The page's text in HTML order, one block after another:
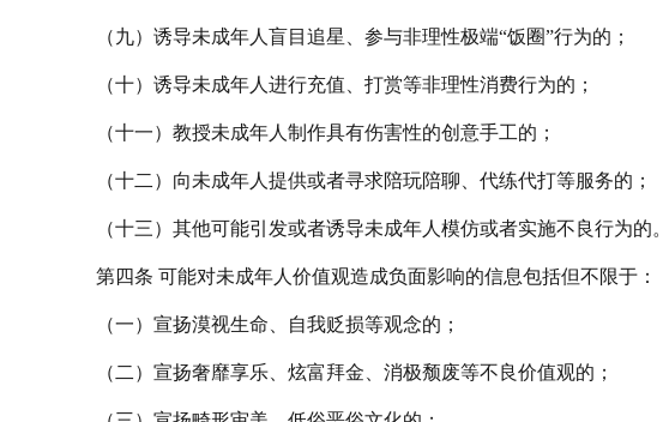
（九）诱导未成年人盲目追星、参与非理性极端“饭圈”行为的；
（十）诱导未成年人进行充值、打赏等非理性消费行为的；
（十一）教授未成年人制作具有伤害性的创意手工的；
（十二）向未成年人提供或者寻求陪玩陪聊、代练代打等服务的；
（十三）其他可能引发或者诱导未成年人模仿或者实施不良行为的。
第四条 可能对未成年人价值观造成负面影响的信息包括但不限于：
（一）宣扬漠视生命、自我贬损等观念的；
（二）宣扬奢靡享乐、炫富拜金、消极颓废等不良价值观的；